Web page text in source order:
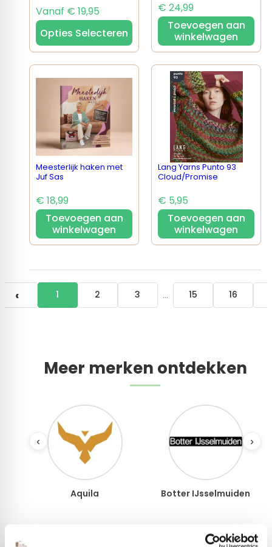
Vanaf € 19,95
Opties Selecteren
€ 24,99
Toevoegen aan
winkelwagen
Meesterlijk haken met
Juf Sas
€ 18,99
Toevoegen aan
winkelwagen
Lang Yarns Punto 93
Cloud/Promise
€ 5,95
Toevoegen aan
winkelwagen
‹ 1 2 3 … 15 16
Meer merken ontdekken
‹ ›
Aquila Botter IJsselmuiden